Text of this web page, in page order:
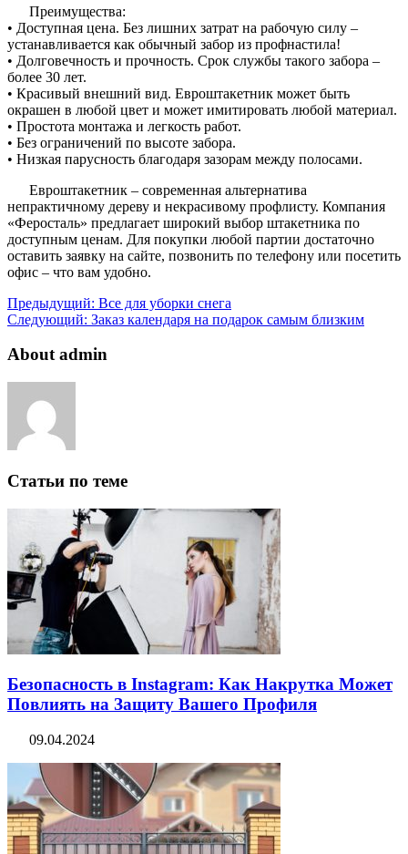
Преимущества:
• Доступная цена. Без лишних затрат на рабочую силу –
устанавливается как обычный забор из профнастила!
• Долговечность и прочность. Срок службы такого забора –
более 30 лет.
• Красивый внешний вид. Евроштакетник может быть
окрашен в любой цвет и может имитировать любой материал.
• Простота монтажа и легкость работ.
• Без ограничений по высоте забора.
• Низкая парусность благодаря зазорам между полосами.
Евроштакетник – современная альтернатива
непрактичному дереву и некрасивому профлисту. Компания
«Феросталь» предлагает широкий выбор штакетника по
доступным ценам. Для покупки любой партии достаточно
оставить заявку на сайте, позвонить по телефону или посетить
офис – что вам удобно.
Предыдущий: Все для уборки снега
Следующий: Заказ календаря на подарок самым близким
About admin
Статьи по теме
Безопасность в Instagram: Как Накрутка Может
Повлиять на Защиту Вашего Профиля
09.04.2024